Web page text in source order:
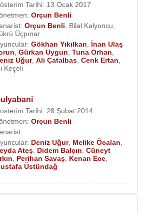
Tarihi: 13 Ocak 2017
Orçun Benli
Orçun Benli Bilal Kalyoncu
Üçpınar
Gökhan Yıkılkan
İnan Ulaş
Gürkan Uygun Tuna Orhan
Uğur, Ali Çatalbas Cenk Ertan
Keçeli
Tarihi: 28 Şubat 2014
Orçun Benli
Deniz Uğur, Melike Öcalan
Ateş Didem Balçın Cüneyt
Perihan Savaş Kenan Ece
Üstündağ